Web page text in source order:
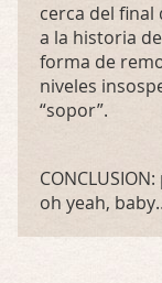
cerca del
a la historia
forma de
niveles
“sopor”.
CONCLUSION:
oh yeah,